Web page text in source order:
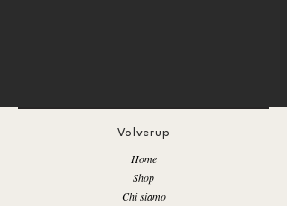
Volverup
Home
Shop
Chi siamo